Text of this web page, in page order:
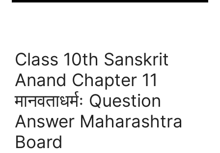
Class 10th Sanskrit
Anand Chapter 11
मानवताधर्मः Question
Answer Maharashtra
Board